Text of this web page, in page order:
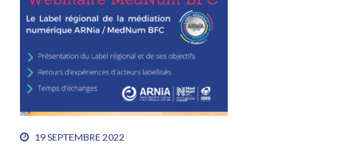
19 SEPTEMBRE 2022